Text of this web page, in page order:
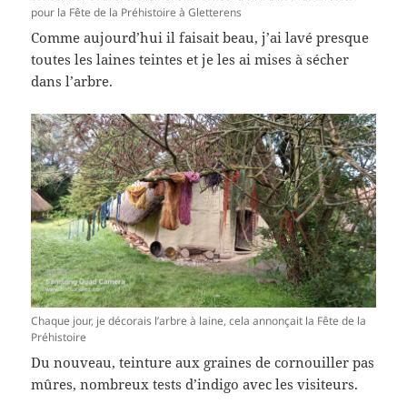
pour la Fête de la Préhistoire à Gletterens
Comme aujourd’hui il faisait beau, j’ai lavé presque
toutes les laines teintes et je les ai mises à sécher
dans l’arbre.
Chaque jour, je décorais l’arbre à laine, cela annonçait la Fête de la
Préhistoire
Du nouveau, teinture aux graines de cornouiller pas
mûres, nombreux tests d’indigo avec les visiteurs.